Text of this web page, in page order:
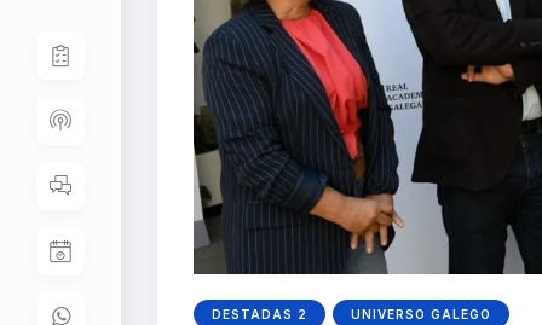
DESTADAS 2 UNIVERSO GALEGO